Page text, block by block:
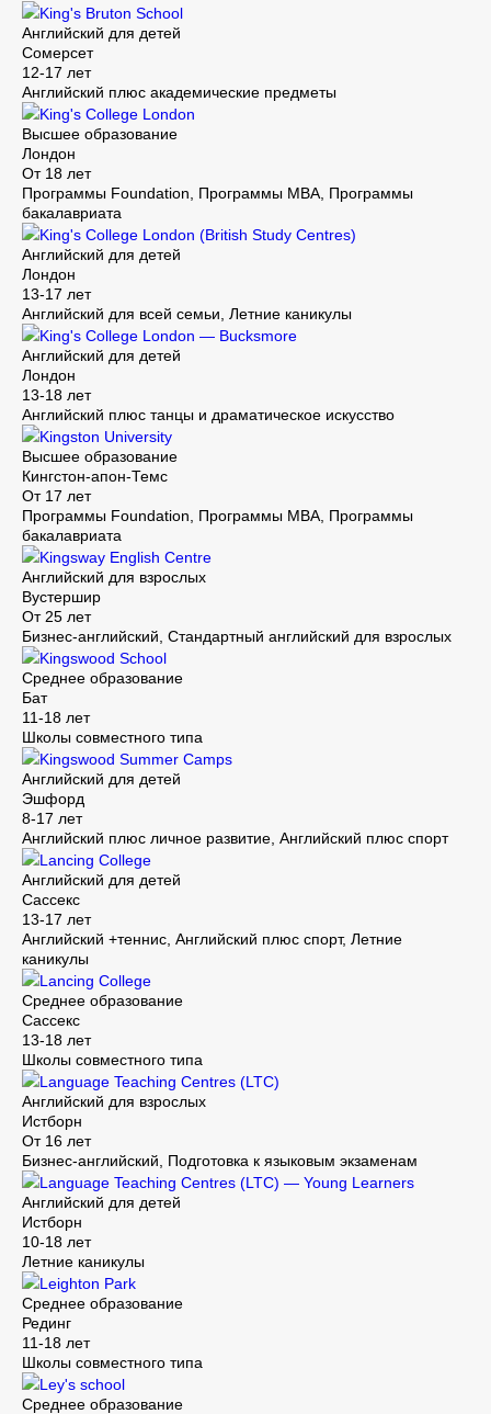
King's Bruton School
Английский для детей
Сомерсет
12-17 лет
Английский плюс академические предметы
King's College London
Высшее образование
Лондон
От 18 лет
Программы Foundation, Программы MBA, Программы
бакалавриата
King's College London (British Study Centres)
Английский для детей
Лондон
13-17 лет
Английский для всей семьи, Летние каникулы
King's College London — Bucksmore
Английский для детей
Лондон
13-18 лет
Английский плюс танцы и драматическое искусство
Kingston University
Высшее образование
Кингстон-апон-Темс
От 17 лет
Программы Foundation, Программы MBA, Программы
бакалавриата
Kingsway English Centre
Английский для взрослых
Вустершир
От 25 лет
Бизнес-английский, Стандартный английский для взрослых
Kingswood School
Среднее образование
Бат
11-18 лет
Школы совместного типа
Kingswood Summer Camps
Английский для детей
Эшфорд
8-17 лет
Английский плюс личное развитие, Английский плюс спорт
Lancing College
Английский для детей
Сассекс
13-17 лет
Английский +теннис, Английский плюс спорт, Летние
каникулы
Lancing College
Среднее образование
Сассекс
13-18 лет
Школы совместного типа
Language Teaching Centres (LTC)
Английский для взрослых
Истборн
От 16 лет
Бизнес-английский, Подготовка к языковым экзаменам
Language Teaching Centres (LTC) — Young Learners
Английский для детей
Истборн
10-18 лет
Летние каникулы
Leighton Park
Среднее образование
Рединг
11-18 лет
Школы совместного типа
Ley's school
Среднее образование